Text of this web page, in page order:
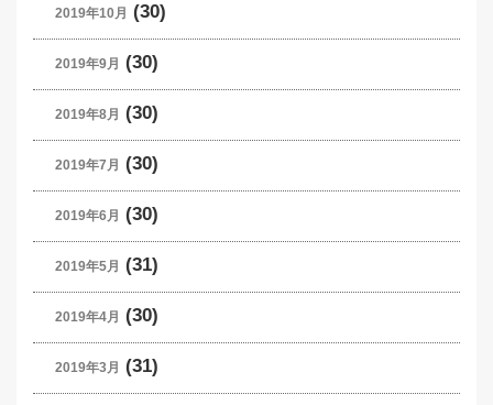
2019年10月 (30)
2019年9月 (30)
2019年8月 (30)
2019年7月 (30)
2019年6月 (30)
2019年5月 (31)
2019年4月 (30)
2019年3月 (31)